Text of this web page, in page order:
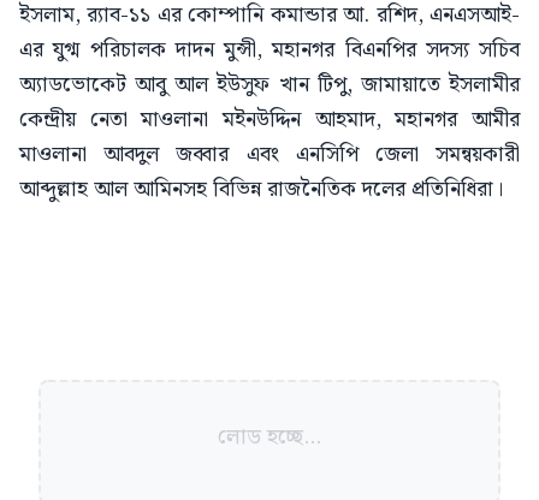
ইসলাম, র‍্যাব-১১ এর কোম্পানি কমান্ডার আ. রশিদ, এনএসআই-
এর যুগ্ম পরিচালক দাদন মুন্সী, মহানগর বিএনপির সদস্য সচিব
অ্যাডভোকেট আবু আল ইউসুফ খান টিপু, জামায়াতে ইসলামীর
কেন্দ্রীয় নেতা মাওলানা মইনউদ্দিন আহমাদ, মহানগর আমীর
মাওলানা আবদুল জব্বার এবং এনসিপি জেলা সমন্বয়কারী
আব্দুল্লাহ আল আমিনসহ বিভিন্ন রাজনৈতিক দলের প্রতিনিধিরা।
লোড হচ্ছে...